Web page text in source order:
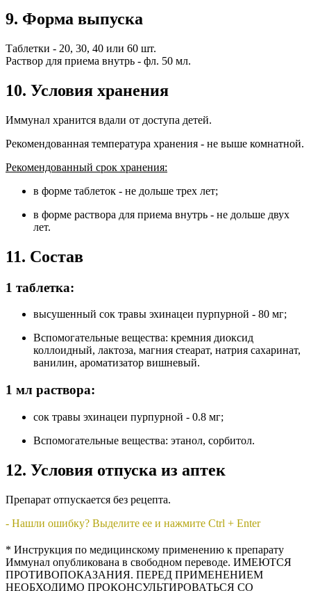
9. Форма выпуска
Таблетки - 20, 30, 40 или 60 шт.
Раствор для приема внутрь - фл. 50 мл.
10. Условия хранения
Иммунал хранится вдали от доступа детей.
Рекомендованная температура хранения - не выше комнатной.
Рекомендованный срок хранения:
в форме таблеток - не дольше трех лет;
в форме раствора для приема внутрь - не дольше двух
лет.
11. Состав
1 таблетка:
высушенный сок травы эхинацеи пурпурной - 80 мг;
Вспомогательные вещества: кремния диоксид
коллоидный, лактоза, магния стеарат, натрия сахаринат,
ванилин, ароматизатор вишневый.
1 мл раствора:
сок травы эхинацеи пурпурной - 0.8 мг;
Вспомогательные вещества: этанол, сорбитол.
12. Условия отпуска из аптек
Препарат отпускается без рецепта.
- Нашли ошибку? Выделите ее и нажмите Ctrl + Enter
* Инструкция по медицинскому применению к препарату
Иммунал опубликована в свободном переводе. ИМЕЮТСЯ
ПРОТИВОПОКАЗАНИЯ. ПЕРЕД ПРИМЕНЕНИЕМ
НЕОБХОДИМО ПРОКОНСУЛЬТИРОВАТЬСЯ СО